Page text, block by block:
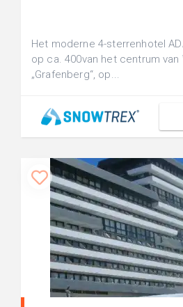
Het moderne 4-sterrenhotel
op ca. 400van het centrum van
„Grafenberg“, op...